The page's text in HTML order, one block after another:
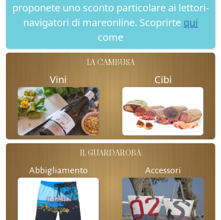
proponete uno sconto particolare ai lettori-
navigatori di mareonline. Scoprirte qui
come
LA CAMBUSA
Vini Cibi
IL GUARDAROBA
Abbigliamento Accessori